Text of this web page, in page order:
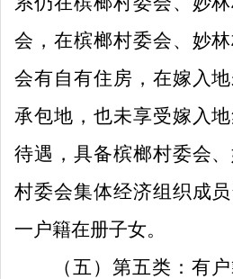
会 ， 在槟榔村委会、 妙林
会有自有住房， 在嫁入
承包地，也未享受嫁入地
待遇，具备槟榔村委会、
村委会集体经济组织成
一户籍在册子女。
（五） 第五类： 有